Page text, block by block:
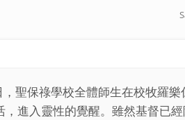
聖保祿學校全體師生在校牧羅樂
進入靈性的覺醒。雖然基督已